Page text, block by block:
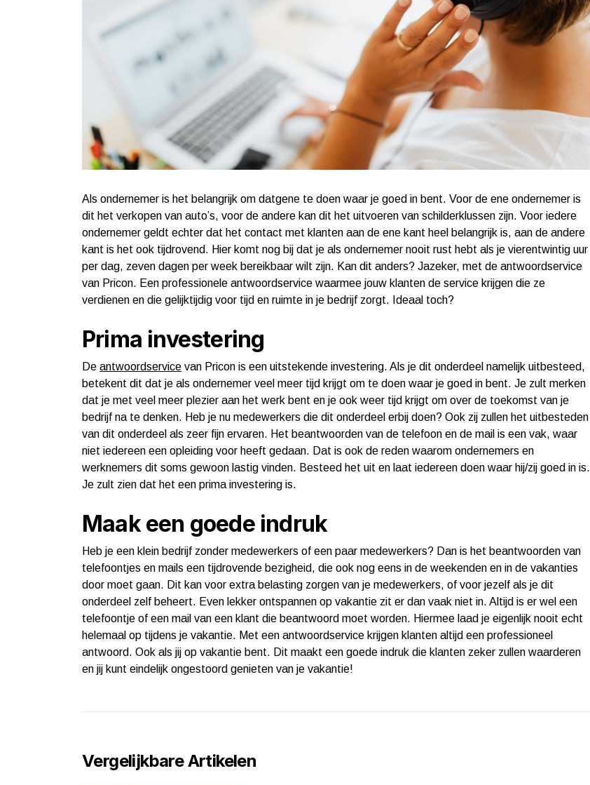
Als ondernemer is het belangrijk om datgene te doen waar je goed in bent. Voor de ene ondernemer is
dit het verkopen van auto’s, voor de andere kan dit het uitvoeren van schilderklussen zijn. Voor iedere
ondernemer geldt echter dat het contact met klanten aan de ene kant heel belangrijk is, aan de andere
kant is het ook tijdrovend. Hier komt nog bij dat je als ondernemer nooit rust hebt als je vierentwintig uur
per dag, zeven dagen per week bereikbaar wilt zijn. Kan dit anders? Jazeker, met de antwoordservice
van Pricon. Een professionele antwoordservice waarmee jouw klanten de service krijgen die ze
verdienen en die gelijktijdig voor tijd en ruimte in je bedrijf zorgt. Ideaal toch?
Prima investering
De antwoordservice van Pricon is een uitstekende investering. Als je dit onderdeel namelijk uitbesteed,
betekent dit dat je als ondernemer veel meer tijd krijgt om te doen waar je goed in bent. Je zult merken
dat je met veel meer plezier aan het werk bent en je ook weer tijd krijgt om over de toekomst van je
bedrijf na te denken. Heb je nu medewerkers die dit onderdeel erbij doen? Ook zij zullen het uitbesteden
van dit onderdeel als zeer fijn ervaren. Het beantwoorden van de telefoon en de mail is een vak, waar
niet iedereen een opleiding voor heeft gedaan. Dat is ook de reden waarom ondernemers en
werknemers dit soms gewoon lastig vinden. Besteed het uit en laat iedereen doen waar hij/zij goed in is.
Je zult zien dat het een prima investering is.
Maak een goede indruk
Heb je een klein bedrijf zonder medewerkers of een paar medewerkers? Dan is het beantwoorden van
telefoontjes en mails een tijdrovende bezigheid, die ook nog eens in de weekenden en in de vakanties
door moet gaan. Dit kan voor extra belasting zorgen van je medewerkers, of voor jezelf als je dit
onderdeel zelf beheert. Even lekker ontspannen op vakantie zit er dan vaak niet in. Altijd is er wel een
telefoontje of een mail van een klant die beantwoord moet worden. Hiermee laad je eigenlijk nooit echt
helemaal op tijdens je vakantie. Met een antwoordservice krijgen klanten altijd een professioneel
antwoord. Ook als jij op vakantie bent. Dit maakt een goede indruk die klanten zeker zullen waarderen
en jij kunt eindelijk ongestoord genieten van je vakantie!
Vergelijkbare Artikelen